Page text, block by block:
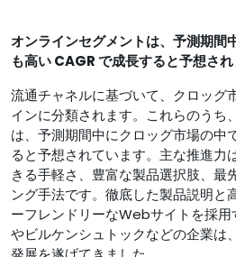
オンラインセグメントは、 予測期間
も高い CAGR で成長すると予想され
流通チャネルに基づいて、クロッグ
インに分類されます。これらのうち
は、予測期間中にクロッグ市場の中
ると予想されています。主な推進力
きる手軽さ、豊富な製品選択肢、最
ング手法です。徹底した製品説明と
ーフレンドリーなWebサイトを採用
やビルケンシュトックなどの企業は